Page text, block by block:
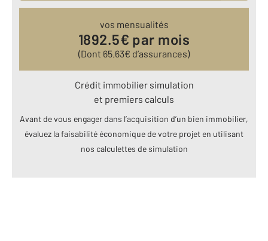
vos mensualités
1892.5€ par mois
(Dont 65.63€ d’assurances)
Crédit immobilier simulation
et premiers calculs
Avant de vous engager dans l’acquisition d’un bien immobilier,
évaluez la faisabilité économique de votre projet en utilisant
nos calculettes de simulation